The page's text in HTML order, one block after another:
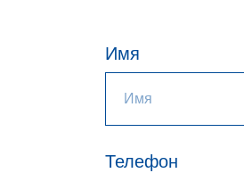
Имя
Телефон